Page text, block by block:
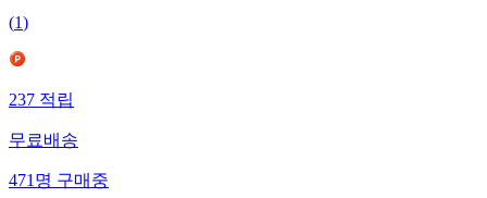
(1)
237 적립
무료배송
471 명 구매중